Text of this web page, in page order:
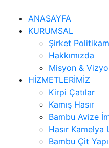
ANASAYFA
KURUMSAL
Şirket
Hakkımızda
Misyon &
HİZMETLERİMİZ
Kirpi Çatılar
Kamış Hasır
Bambu Avize
Hasır Kamelya
Bambu Çit